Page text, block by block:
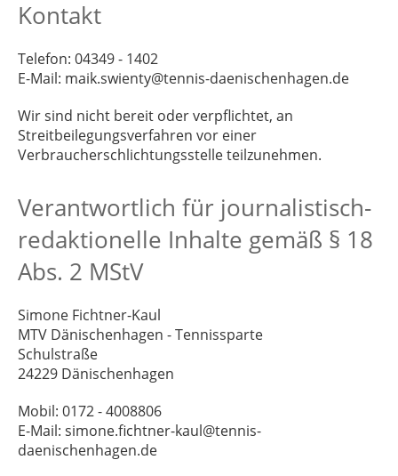
Kontakt
Telefon: 04349 - 1402
E-Mail: maik.swienty@tennis-daenischenhagen.de
Wir sind nicht bereit oder verpflichtet, an
Streitbeilegungsverfahren vor einer
Verbraucherschlichtungsstelle teilzunehmen.
Verantwortlich für journalistisch-
redaktionelle Inhalte gemäß § 18
Abs. 2 MStV
Simone Fichtner-Kaul
MTV Dänischenhagen - Tennissparte
Schulstraße
24229 Dänischenhagen
Mobil: 0172 - 4008806
E-Mail: simone.fichtner-kaul@tennis-
daenischenhagen.de